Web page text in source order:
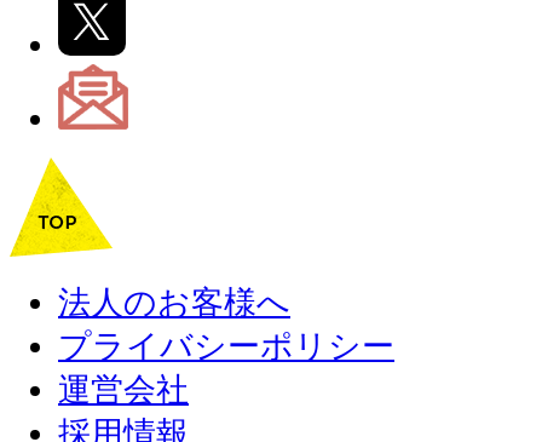
法人のお客様へ
プライバシーポリシー
運営会社
採用情報